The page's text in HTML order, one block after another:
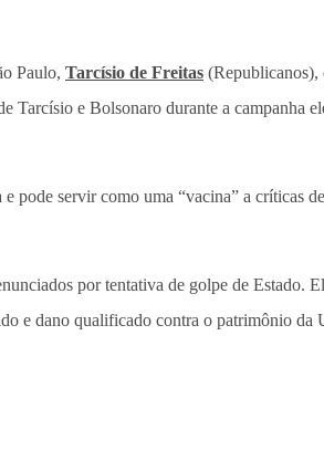
Paulo, Tarcísio de Freitas (Republicanos),
Tarcísio e Bolsonaro durante a campanha
servir como uma “vacina” a críticas
por tentativa de golpe de Estado.
e dano qualificado contra o patrimônio da